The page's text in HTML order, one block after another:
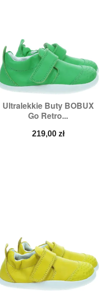
Ultralekkie Buty BOBUX
Go Retro...
Cena
219,00 zł